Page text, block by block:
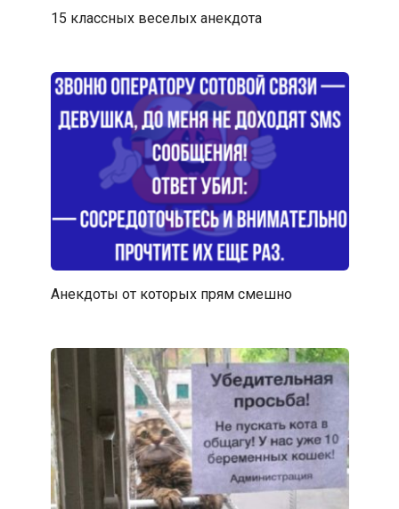
15 классных веселых анекдота
Анекдоты от которых прям смешно